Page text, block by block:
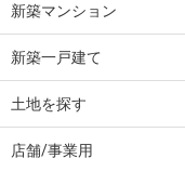
新築マンション
新築一戸建て
土地を探す
店舗/事業用